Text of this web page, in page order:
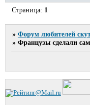
Страница: 1
»Форум любителей
»Французы сделали